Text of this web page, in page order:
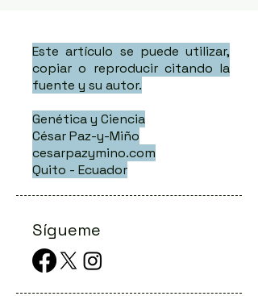
Este artículo se puede utilizar,
copiar o reproducir citando la
fuente y su autor.
Genética y Ciencia
César Paz-y-Miño
cesarpazymino.com
Quito - Ecuador
Sígueme